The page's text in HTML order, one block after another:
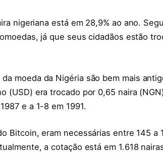
nigeriana está em 28,9% ao ano.
já que seus cidadãos estão
moeda da Nigéria são bem mais
(USD) era trocado por 0,65 naira
e a 1-8 em 1991.
Bitcoin, eram necessárias entre 145 a
a cotação está em 1.618